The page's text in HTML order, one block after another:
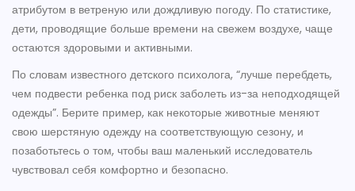
атрибутом в ветреную или дождливую погоду. По статистике,
дети, проводящие больше времени на свежем воздухе, чаще
остаются здоровыми и активными.
По словам известного детского психолога, “лучше перебдеть,
чем подвести ребенка под риск заболеть из-за неподходящей
одежды”. Берите пример, как некоторые животные меняют
свою шерстяную одежду на соответствующую сезону, и
позаботьтесь о том, чтобы ваш маленький исследователь
чувствовал себя комфортно и безопасно.